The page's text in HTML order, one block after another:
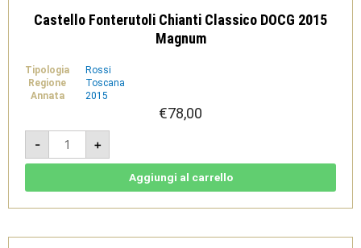
Castello Fonterutoli Chianti Classico DOCG 2015
Magnum
Tipologia
Rossi
Regione
Toscana
Annata
2015
€78,00
-
Castello
Fonterutoli
Chianti
Classico
quantità
+
Aggiungi al carrello